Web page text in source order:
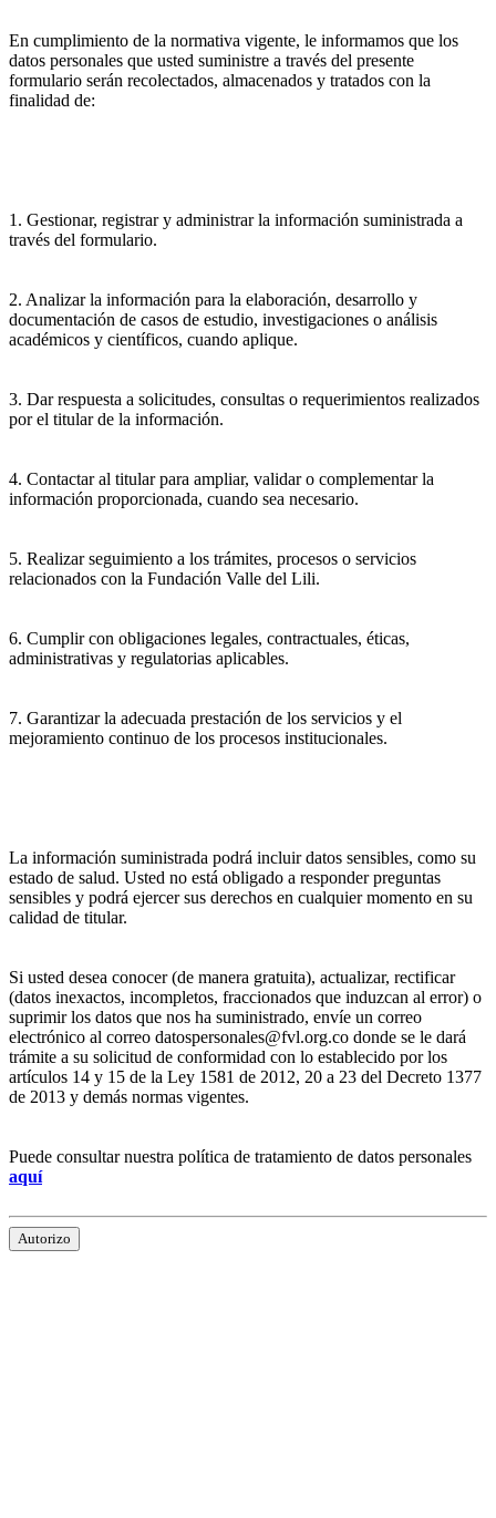
En cumplimiento de la normativa vigente, le informamos que los
datos personales que usted suministre a través del presente
formulario serán recolectados, almacenados y tratados con la
finalidad de:
1. Gestionar, registrar y administrar la información suministrada a
través del formulario.
2. Analizar la información para la elaboración, desarrollo y
documentación de casos de estudio, investigaciones o análisis
académicos y científicos, cuando aplique.
3. Dar respuesta a solicitudes, consultas o requerimientos realizados
por el titular de la información.
4. Contactar al titular para ampliar, validar o complementar la
información proporcionada, cuando sea necesario.
5. Realizar seguimiento a los trámites, procesos o servicios
relacionados con la Fundación Valle del Lili.
6. Cumplir con obligaciones legales, contractuales, éticas,
administrativas y regulatorias aplicables.
7. Garantizar la adecuada prestación de los servicios y el
mejoramiento continuo de los procesos institucionales.
La información suministrada podrá incluir datos sensibles, como su
estado de salud. Usted no está obligado a responder preguntas
sensibles y podrá ejercer sus derechos en cualquier momento en su
calidad de titular.
Si usted desea conocer (de manera gratuita), actualizar, rectificar
(datos inexactos, incompletos, fraccionados que induzcan al error) o
suprimir los datos que nos ha suministrado, envíe un correo
electrónico al correo datospersonales@fvl.org.co donde se le dará
trámite a su solicitud de conformidad con lo establecido por los
artículos 14 y 15 de la Ley 1581 de 2012, 20 a 23 del Decreto 1377
de 2013 y demás normas vigentes.
Puede consultar nuestra política de tratamiento de datos personales
aquí
Autorizo